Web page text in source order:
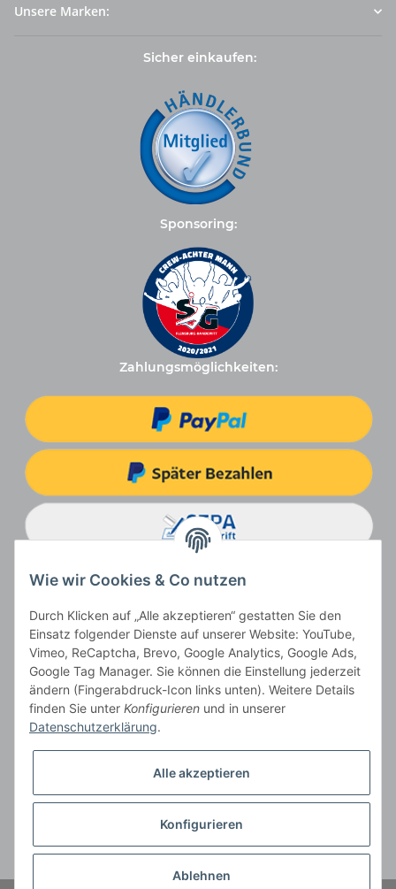
Unsere Marken:
Sicher einkaufen:
Sponsoring:
Zahlungsmöglichkeiten:
Vertrag widerrufen
Der Gesamtpreis ist abhängig vom Mehrwertsteuersatz des Lieferlandes.
** gilt für Lieferungen innerhalb Deutschlands, Lieferbedingungen für andere
Länder entnehmen Sie bitte der SchaltflächeVersandinformationen
Wie wir Cookies & Co nutzen
Durch Klicken auf „Alle akzeptieren“ gestatten Sie den
Einsatz folgender Dienste auf unserer Website: YouTube,
Vimeo, ReCaptcha, Brevo, Google Analytics, Google Ads,
Google Tag Manager. Sie können die Einstellung jederzeit
ändern (Fingerabdruck-Icon links unten). Weitere Details
finden Sie unter Konfigurieren und in unserer
Datenschutzerklärung.
Alle akzeptieren
Konfigurieren
Ablehnen